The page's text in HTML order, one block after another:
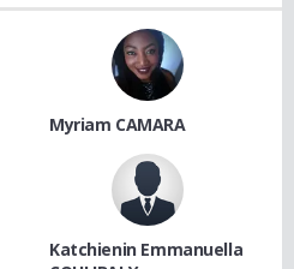
Myriam CAMARA
Katchienin Emmanuella